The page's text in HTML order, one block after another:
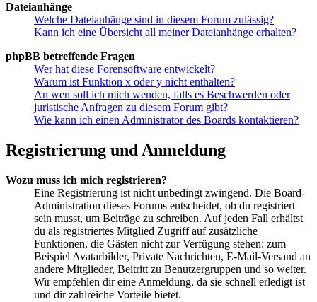
Dateianhänge
Welche Dateianhänge sind in diesem Forum zulässig?
Kann ich eine Übersicht all meiner Dateianhänge erhalten?
phpBB betreffende Fragen
Wer hat diese Forensoftware entwickelt?
Warum ist Funktion x oder y nicht enthalten?
An wen soll ich mich wenden, falls es Beschwerden oder
juristische Anfragen zu diesem Forum gibt?
Wie kann ich einen Administrator des Boards kontaktieren?
Registrierung und Anmeldung
Wozu muss ich mich registrieren?
Eine Registrierung ist nicht unbedingt zwingend. Die Board-
Administration dieses Forums entscheidet, ob du registriert
sein musst, um Beiträge zu schreiben. Auf jeden Fall erhältst
du als registriertes Mitglied Zugriff auf zusätzliche
Funktionen, die Gästen nicht zur Verfügung stehen: zum
Beispiel Avatarbilder, Private Nachrichten, E-Mail-Versand an
andere Mitglieder, Beitritt zu Benutzergruppen und so weiter.
Wir empfehlen dir eine Anmeldung, da sie schnell erledigt ist
und dir zahlreiche Vorteile bietet.